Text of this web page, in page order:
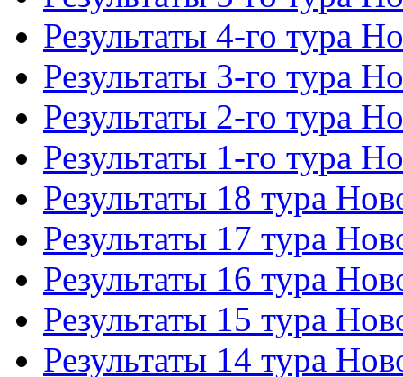
Результаты 4-го тура
Результаты 3-го тура
Результаты 2-го тура
Результаты 1-го тура
Результаты 18 тура
Результаты 17 тура
Результаты 16 тура
Результаты 15 тура
Результаты 14 тура